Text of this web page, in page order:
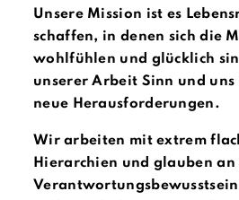
Unsere Mission ist es
schaffen, in denen sich die
wohlfühlen und glücklich
unserer Arbeit Sinn und
neue Heraus­forderungen.
Wir arbeiten mit extrem
Hierarchien und glauben an